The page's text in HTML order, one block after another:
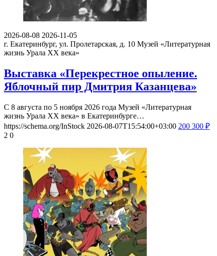
2026-08-08 2026-11-05
г. Екатеринбург, ул. Пролетарская, д. 10 Музей «Литературная
жизнь Урала ХХ века»
Выставка «Перекрестное опыление.
Яблочный пир Дмитрия Казанцева»
С 8 августа по 5 ноября 2026 года Музей «Литературная
жизнь Урала ХХ века» в Екатеринбурге…
https://schema.org/InStock 2026-08-07T15:54:00+03:00 200 300 ₽
2 0